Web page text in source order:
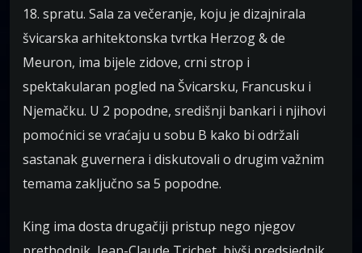
18. spratu. Sala za večeranje, koju je dizajnirala
švicarska arhitektonska tvrtka Herzog & de
Meuron, ima bijele zidove, crni strop i
spektakularan pogled na Švicarsku, Francusku i
Njemačku. U 2 popodne, središnji bankari i njihovi
pomoćnici se vraćaju u sobu B kako bi održali
sastanak guvernera i diskutovali o drugim važnim
temama zaključno sa 5 popodne.
King ima dosta drugačiji pristup nego njegov